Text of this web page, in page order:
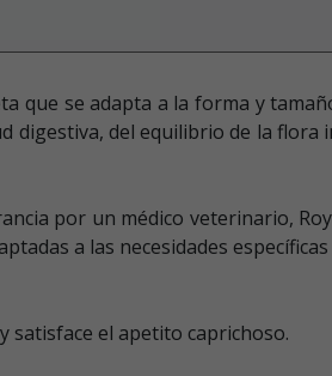
que se adapta a la forma y
digestiva, del equilibrio de la flora
por un médico veterinario,
a las necesidades
satisface el apetito caprichoso.